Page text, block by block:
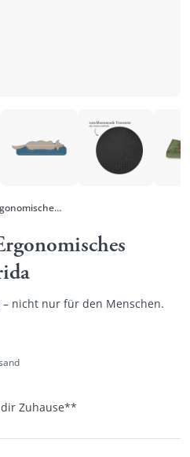
Orthopädisches/Ergonomisches Hundekissen Merida
nicht nur für den Menschen.
Zuhause**